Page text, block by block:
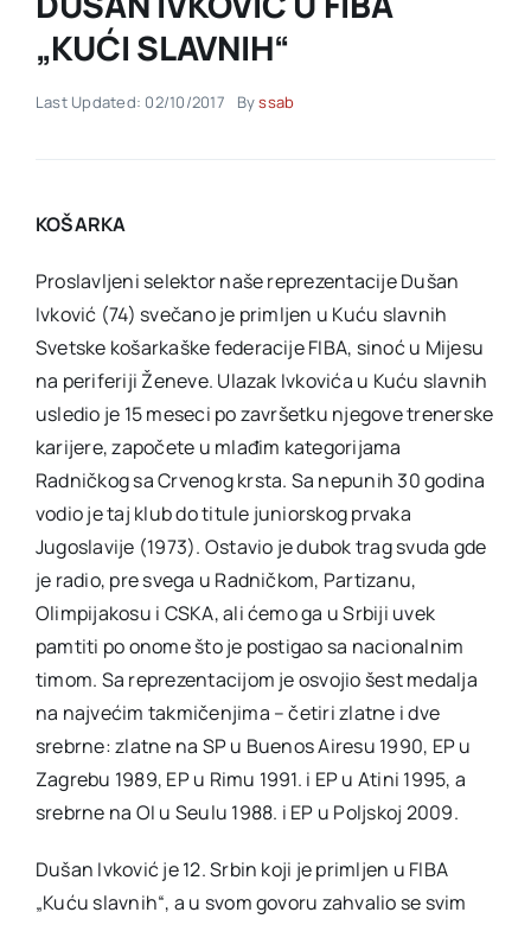
Akti SSAB
„KUĆI SLAVNIH“
Last Updated: 02/10/2017 Byssab
KOŠARKA
Proslavljeni selektor naše reprezentacije Dušan
Ivković (74) svečano je primljen u Kuću slavnih
Svetske košarkaške federacije FIBA, sinoć u Mijesu
na periferiji Ženeve. Ulazak Ivkovića u Kuću slavnih
usledio je 15 meseci po završetku njegove trenerske
karijere, započete u mlađim kategorijama
Radničkog sa Crvenog krsta. Sa nepunih 30 godina
vodio je taj klub do titule juniorskog prvaka
Jugoslavije (1973). Ostavio je dubok trag svuda gde
je radio, pre svega u Radničkom, Partizanu,
Olimpijakosu i CSKA, ali ćemo ga u Srbiji uvek
pamtiti po onome što je postigao sa nacionalnim
timom. Sa reprezentacijom je osvojio šest medalja
na najvećim takmičenjima – četiri zlatne i dve
srebrne: zlatne na SP u Buenos Airesu 1990, EP u
Zagrebu 1989, EP u Rimu 1991. i EP u Atini 1995, a
srebrne na OI u Seulu 1988. i EP u Poljskoj 2009.
Dušan Ivković je 12. Srbin koji je primljen u FIBA
„Kuću slavnih“, a u svom govoru zahvalio se svim